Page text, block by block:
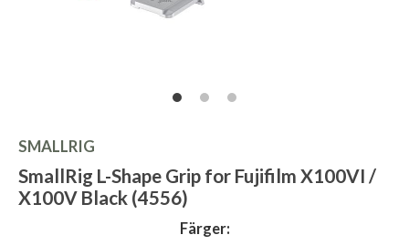
SMALLRIG
SmallRig L-Shape Grip for Fujifilm X100VI /
X100V Black (4556)
Färger: